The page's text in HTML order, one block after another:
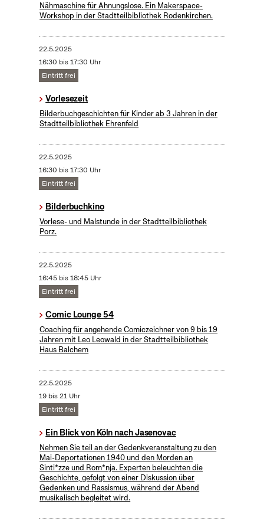
Nähmaschine für Ahnungslose. Ein Makerspace-
Workshop in der Stadtteilbibliothek Rodenkirchen.
22.5.2025
16:30 bis 17:30 Uhr
Eintritt frei
Vorlesezeit
Bilderbuchgeschichten für Kinder ab 3 Jahren in der
Stadtteilbibliothek Ehrenfeld
22.5.2025
16:30 bis 17:30 Uhr
Eintritt frei
Bilderbuchkino
Vorlese- und Malstunde in der Stadtteilbibliothek
Porz.
22.5.2025
16:45 bis 18:45 Uhr
Eintritt frei
Comic Lounge 54
Coaching für angehende Comiczeichner von 9 bis 19
Jahren mit Leo Leowald in der Stadtteilbibliothek
Haus Balchem
22.5.2025
19 bis 21 Uhr
Eintritt frei
Ein Blick von Köln nach Jasenovac
Nehmen Sie teil an der Gedenkveranstaltung zu den
Mai-Deportationen 1940 und den Morden an
Sinti*zze und Rom*nja. Experten beleuchten die
Geschichte, gefolgt von einer Diskussion über
Gedenken und Rassismus, während der Abend
musikalisch begleitet wird.